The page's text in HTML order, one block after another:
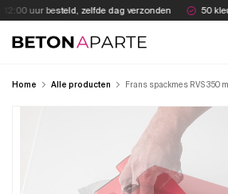
Skip
to
content
uur besteld, zelfde dag verzonden 50
Beton Aparte
Home Alle producten Frans spackmes RVS 350